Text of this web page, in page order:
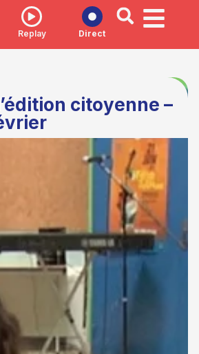
Replay Direct
citoyenne –